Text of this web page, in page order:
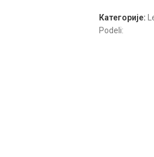
Категорије:
Podeli: